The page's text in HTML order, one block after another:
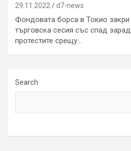
29.11.2022 d7-news
Фондовата борса в Токио
търговска сесия със спад
протестите срещу…
Search